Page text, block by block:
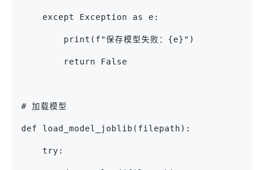
    except Exception as e:
        print(f"保存模型失败：{e}")
        return False
# 加载模型
def load_model_joblib(filepath):
    try: